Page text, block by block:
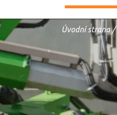
Úvodní strana/